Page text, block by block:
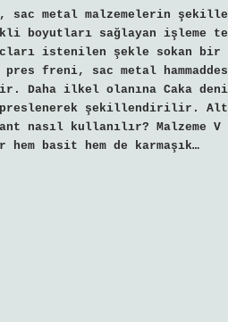
sac metal malzemelerin
boyutları sağlayan işleme
istenilen şekle sokan bir
pres freni, sac metal
Daha ilkel olanına Caka
şekillendirilir.
nasıl kullanılır?
basit hem de karmaşık…